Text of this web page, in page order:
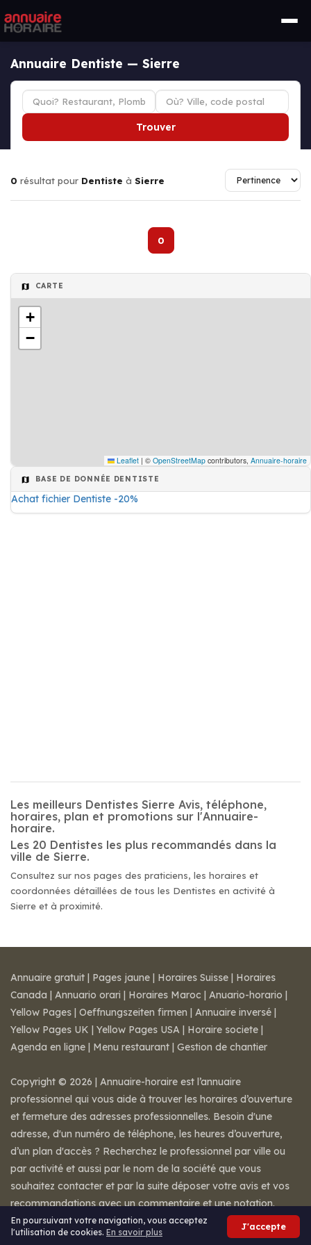
Annuaire Dentiste — Sierre
Trouver
0 résultat pour Dentiste à Sierre
0
CARTE
+
−
Leaflet | © OpenStreetMap contributors, Annuaire-horaire
BASE DE DONNÉE DENTISTE
Achat fichier Dentiste -20%
Les meilleurs Dentistes Sierre Avis, téléphone,
horaires, plan et promotions sur l'Annuaire-
horaire.
Les 20 Dentistes les plus recommandés dans la
ville de Sierre.
Consultez sur nos pages des praticiens, les horaires et
coordonnées détaillées de tous les Dentistes en activité à
Sierre et à proximité.
En poursuivant votre navigation, vous acceptez
l'utilisation de cookies. En savoir plus
J'accepte
Annuaire gratuit | Pages jaune | Horaires Suisse | Horaires
Canada | Annuario orari | Horaires Maroc | Anuario-horario |
Yellow Pages | Oeffnungszeiten firmen | Annuaire inversé |
Yellow Pages UK | Yellow Pages USA | Horaire societe |
Agenda en ligne | Menu restaurant | Gestion de chantier
Copyright © 2026 | Annuaire-horaire est l’annuaire
professionnel qui vous aide à trouver les horaires d’ouverture
et fermeture des adresses professionnelles. Besoin d'une
adresse, d'un numéro de téléphone, les heures d’ouverture,
d’un plan d'accès ? Recherchez le professionnel par ville ou
par activité et aussi par le nom de la société que vous
souhaitez contacter et par la suite déposer votre avis et vos
recommandations avec un commentaire et une notation.
Mentions légales-Conditions de ventes-Contact